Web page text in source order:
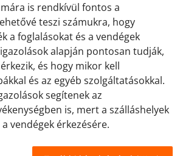
is rendkívül fontos a
teszi számukra, hogy
a foglalásokat és a vendégek
alapján pontosan tudják,
és hogy mikor kell
és az egyéb szolgáltatásokkal.
segítenek az
is, mert a szálláshelyek
vendégek érkezésére.